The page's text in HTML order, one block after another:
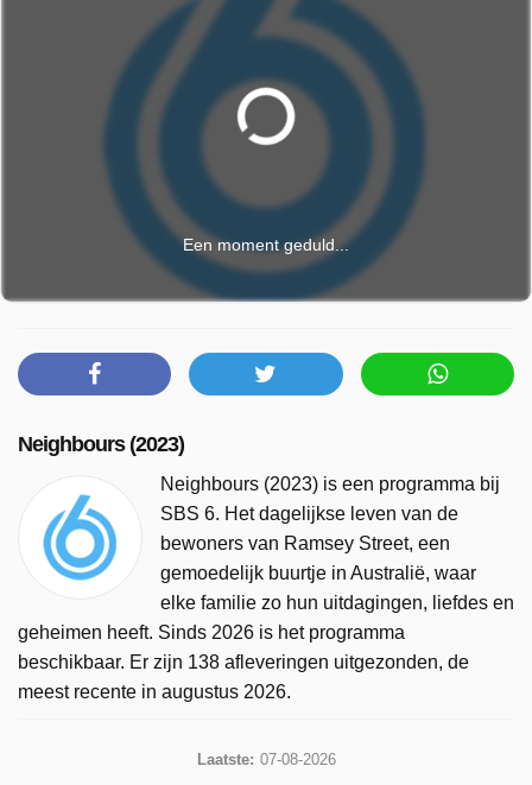
Een moment geduld...
Neighbours (2023)
Neighbours (2023) is een programma bij
SBS 6. Het dagelijkse leven van de
bewoners van Ramsey Street, een
gemoedelijk buurtje in Australië, waar
elke familie zo hun uitdagingen, liefdes en
geheimen heeft. Sinds 2026 is het programma
beschikbaar. Er zijn 138 afleveringen uitgezonden, de
meest recente in augustus 2026.
Laatste: 07-08-2026